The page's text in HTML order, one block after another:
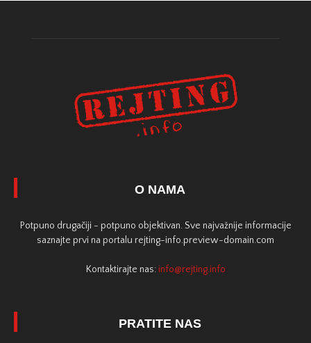
O NAMA
Potpuno drugačiji - potpuno objektivan. Sve najvažnije informacije
saznajte prvi na portalu rejting-info.preview-domain.com
Kontaktirajte nas: info@rejting.info
PRATITE NAS